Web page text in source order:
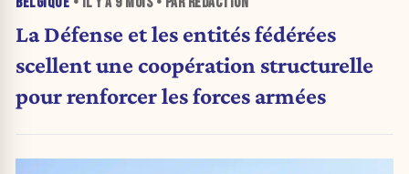
La Défense et les entités fédérées
scellent une coopération structurelle
pour renforcer les forces armées